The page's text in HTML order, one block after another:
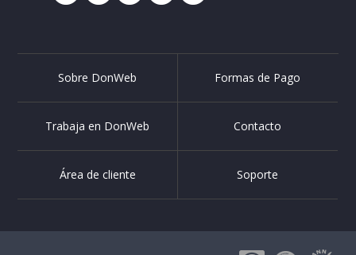
Sobre DonWeb Formas de Pago
Trabaja en DonWeb Contacto
Área de cliente Soporte